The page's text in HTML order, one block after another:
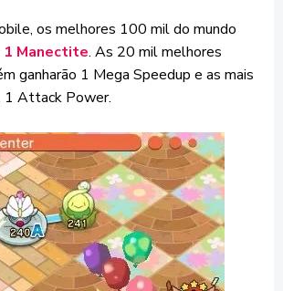
os melhores 100 mil do mundo
1 Manectite. As 20 mil melhores
ganharão 1 Mega Speedup e as mais
1 Attack Power.